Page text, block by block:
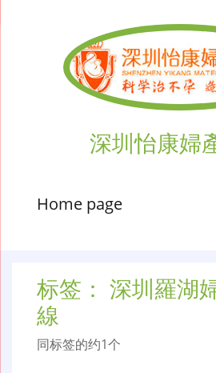
深圳怡康婦
Home page
标签： 深圳羅湖
線
同标签的约1个